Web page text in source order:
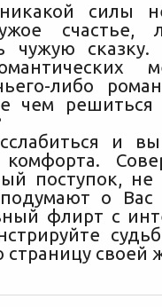
силы
счастье,
чужую
либо
чем решиться
и
поступок,
о
флирт с
страницу своей